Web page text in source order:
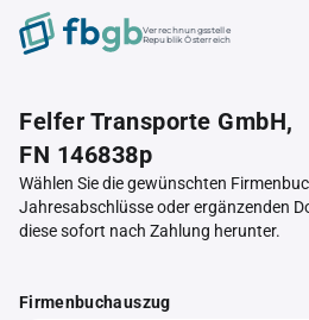
Verrechnungsstelle
Republik Österreich
Felfer Transporte GmbH,
FN 146838p
Wählen Sie die gewünschten
Jahresabschlüsse oder ergänzenden
diese sofort nach Zahlung herunter.
Firmenbuchauszug